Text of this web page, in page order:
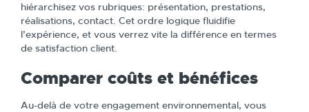
hiérarchisez vos rubriques: présentation, prestations,
réalisations, contact. Cet ordre logique fluidifie
l’expérience, et vous verrez vite la différence en termes
de satisfaction client.
Comparer coûts et bénéfices
Au-delà de votre engagement environnemental, vous